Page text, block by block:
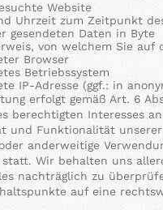
Website
Uhrzeit zum Zeitpunkt
gesendeten Daten in Byte
von welchem Sie auf
Browser
Betriebssystem
IP-Adresse (ggf.: in
erfolgt gemäß Art. 6
berechtigten Interesses
und Funktionalität unserer
anderweitige
Wir behalten uns
nachträglich zu
auf eine